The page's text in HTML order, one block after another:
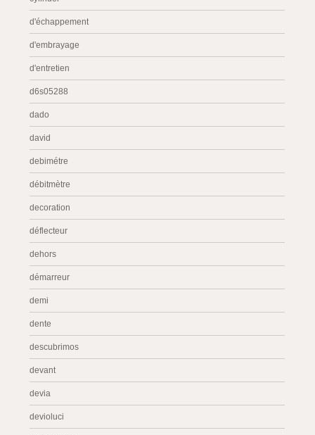
d'échappement
d'embrayage
d'entretien
d6s05288
dado
david
debimétre
débitmètre
decoration
déflecteur
dehors
démarreur
demi
dente
descubrimos
devant
devia
devioluci